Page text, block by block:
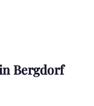
Bergdorf